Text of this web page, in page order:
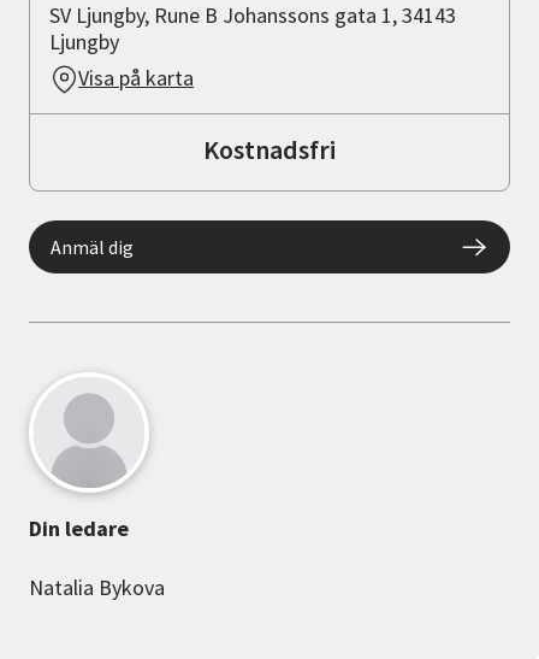
SV Ljungby, Rune B Johanssons gata 1, 34143
Ljungby
Visa på karta
Kostnadsfri
Anmäl dig
Din ledare
Natalia Bykova